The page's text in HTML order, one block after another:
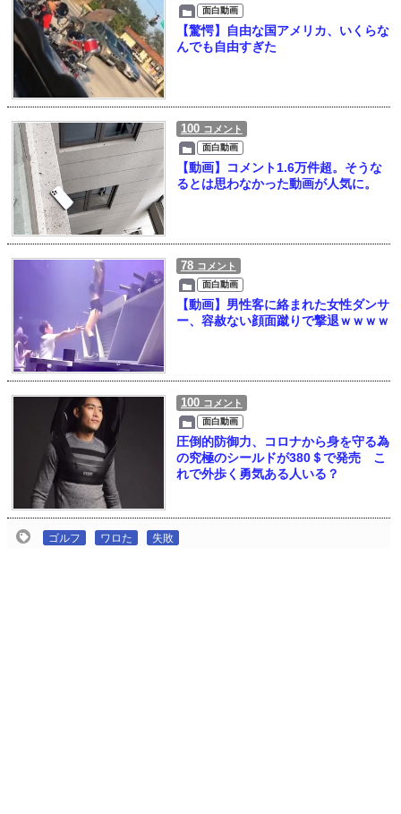
面白動画
【驚愕】自由な国アメリカ、いくらな
んでも自由すぎた
100 コメント
面白動画
【動画】コメント1.6万件超。そうな
るとは思わなかった動画が人気に。
78 コメント
面白動画
【動画】男性客に絡まれた女性ダンサ
ー、容赦ない顔面蹴りで撃退ｗｗｗｗ
100 コメント
面白動画
圧倒的防御力、コロナから身を守る為
の究極のシールドが380＄で発売 こ
れで外歩く勇気ある人いる？
ゴルフ ワロた 失敗